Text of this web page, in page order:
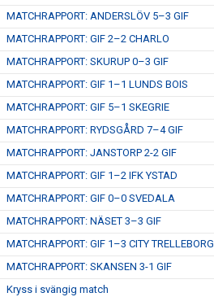
MATCHRAPPORT: ANDERSLÖV 5–3 GIF
MATCHRAPPORT: GIF 2–2 CHARLO
MATCHRAPPORT: SKURUP 0–3 GIF
MATCHRAPPORT: GIF 1–1 LUNDS BOIS
MATCHRAPPORT: GIF 5–1 SKEGRIE
MATCHRAPPORT: RYDSGÅRD 7–4 GIF
MATCHRAPPORT: JANSTORP 2-2 GIF
MATCHRAPPORT: GIF 1–2 IFK YSTAD
MATCHRAPPORT: GIF 0–0 SVEDALA
MATCHRAPPORT: NÄSET 3–3 GIF
MATCHRAPPORT: GIF 1–3 CITY TRELLEBORG
MATCHRAPPORT: SKANSEN 3-1 GIF
Kryss i svängig match